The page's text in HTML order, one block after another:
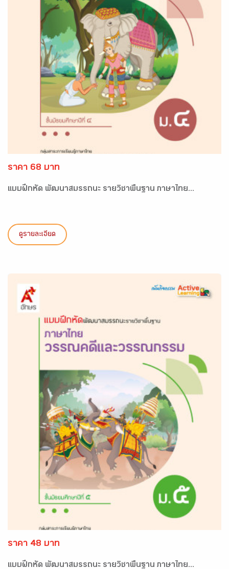
ราคา 68 บาท
แบบฝึกหัด พัฒนาสมรรถนะ รายวิชาพื้นฐาน ภาษาไทย...
ดูรายละเอียด
ราคา 48 บาท
แบบฝึกหัด พัฒนาสมรรถนะ รายวิชาพื้นฐาน ภาษาไทย...